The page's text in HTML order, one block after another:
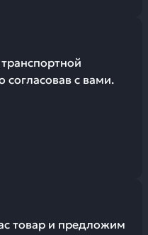
с вами.
товар и предложим